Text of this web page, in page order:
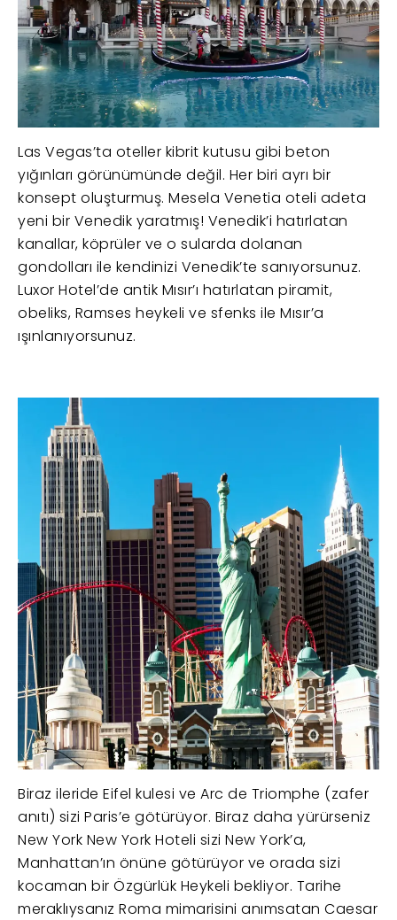
Las Vegas’ta oteller kibrit kutusu gibi beton
yığınları görünümünde değil. Her biri ayrı bir
konsept oluşturmuş. Mesela Venetia oteli adeta
yeni bir Venedik yaratmış! Venedik’i hatırlatan
kanallar, köprüler ve o sularda dolanan
gondolları ile kendinizi Venedik’te sanıyorsunuz.
Luxor Hotel’de antik Mısır’ı hatırlatan piramit,
obeliks, Ramses heykeli ve sfenks ile Mısır’a
ışınlanıyorsunuz.
Biraz ileride Eifel kulesi ve Arc de Triomphe (zafer
anıtı) sizi Paris’e götürüyor. Biraz daha yürürseniz
New York New York Hoteli sizi New York’a,
Manhattan’ın önüne götürüyor ve orada sizi
kocaman bir Özgürlük Heykeli bekliyor. Tarihe
meraklıysanız Roma mimarisini anımsatan Caesar